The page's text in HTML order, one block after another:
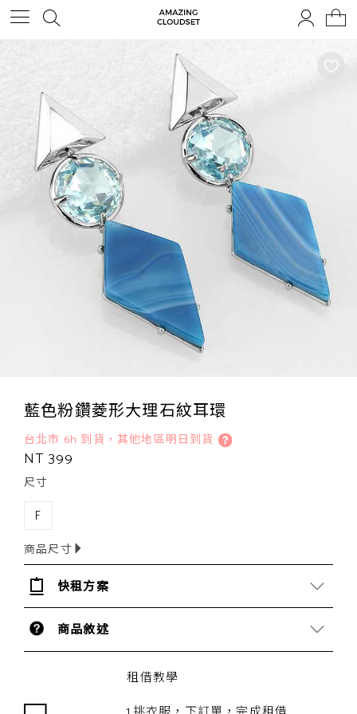
藍色粉鑽菱形大理石紋耳環
台北市 6h 到貨，其他地區明日到貨
NT 399
尺寸
F
商品尺寸
快租方案
商品敘述
租借教學